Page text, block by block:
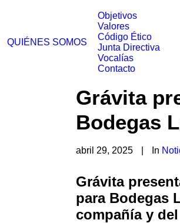
QUIÉNES SOMOS
Objetivos
Valores
Código Ético
Junta Directiva
Vocalías
Contacto
Grávita
Bodegas
abril 29, 2025 In
Grávita
para Bodegas
compañía y